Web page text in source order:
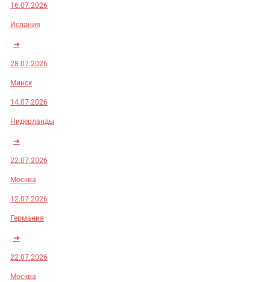
16.07.2026
Испания
➜
28.07.2026
Минск
14.07.2026
Нидерланды
➜
22.07.2026
Москва
12.07.2026
Германия
➜
22.07.2026
Москва